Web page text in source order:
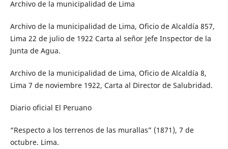
Archivo de la municipalidad de Lima
Archivo de la municipalidad de Lima, Oficio de Alcaldía 857,
Lima 22 de julio de 1922 Carta al señor Jefe Inspector de la
Junta de Agua.
Archivo de la municipalidad de Lima, Oficio de Alcaldía 8,
Lima 7 de noviembre 1922, Carta al Director de Salubridad.
Diario oficial El Peruano
“Respecto a los terrenos de las murallas” (1871), 7 de
octubre. Lima.